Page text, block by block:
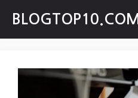
content
BLOGTOP10.COM